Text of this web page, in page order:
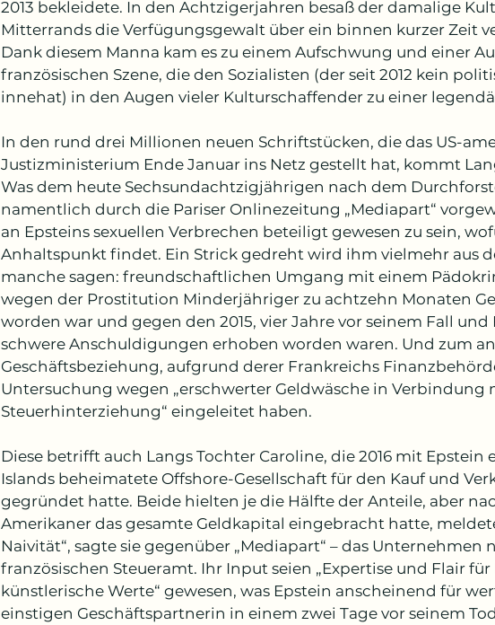
2013 bekleidete. In den Achtzigerjahren besaß der damalige
Mitterrands die Verfügungsgewalt über ein binnen kurzer Zeit
Dank diesem Manna kam es zu einem Aufschwung und einer
französischen Szene, die den Sozialisten (der seit 2012 kein
innehat) in den Augen vieler Kulturschaffender zu einer
In den rund drei Millionen neuen Schriftstücken, die das US-
Justizministerium Ende Januar ins Netz gestellt hat, kommt
Was dem heute Sechsundachtzigjährigen nach dem
namentlich durch die Pariser Onlinezeitung „Mediapart“
an Epsteins sexuellen Verbrechen beteiligt gewesen zu sein,
Anhaltspunkt findet. Ein Strick gedreht wird ihm vielmehr aus
manche sagen: freundschaftlichen Umgang mit einem
wegen der Prostitution Minderjähriger zu achtzehn Monaten
worden war und gegen den 2015, vier Jahre vor seinem Fall
schwere Anschuldigungen erhoben worden waren. Und zum
Geschäftsbeziehung, aufgrund derer Frankreichs
Untersuchung wegen „erschwerter Geldwäsche in Verbindung
Steuerhinterziehung“ eingeleitet haben.
Diese betrifft auch Langs Tochter Caroline, die 2016 mit Epstein
Islands beheimatete Offshore-Gesellschaft für den Kauf und
gegründet hatte. Beide hielten je die Hälfte der Anteile, aber
Amerikaner das gesamte Geldkapital eingebracht hatte,
Naivität“, sagte sie gegenüber „Mediapart“ – das Unternehmen
französischen Steueramt. Ihr Input seien „Expertise und Flair
künstlerische Werte“ gewesen, was Epstein anscheinend für
einstigen Geschäftspartnerin in einem zwei Tage vor seinem